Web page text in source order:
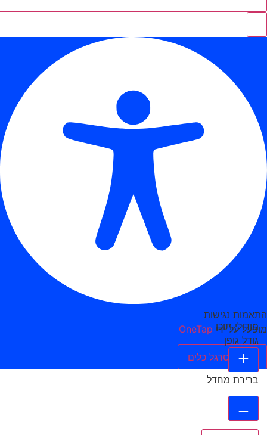
התאמות נגישות
מופעל על ידי OneTap
הסתר סרגל כלים
מודולי תוכן
גודל גופן
ברירת מחדל